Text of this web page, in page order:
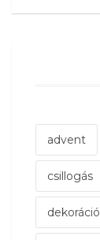
advent
csillogás
dekoráció